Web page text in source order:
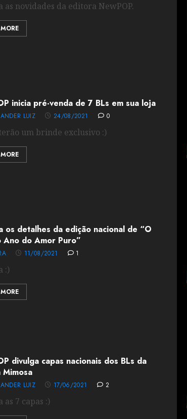
as novidades da editora NewPOP.
inicia pré-venda de 7 BLs em sua loja
LUIZ 24/08/2021 0
um brinde exclusivo :)
os detalhes da edição nacional de “O
Ano do Amor Puro”
11/08/2021 1
:)
divulga capas nacionais dos BLs da
LUIZ 17/06/2021 2
as 7 capas :)